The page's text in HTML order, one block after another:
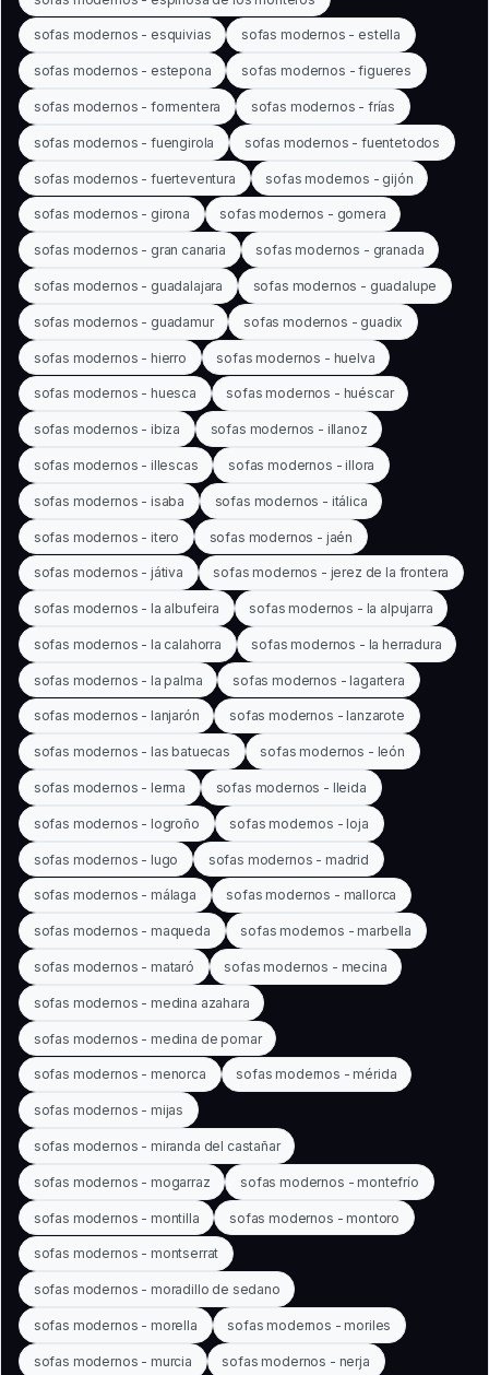
sofas modernos - esquivias sofas modernos - estella
sofas modernos - estepona sofas modernos - figueres
sofas modernos - formentera sofas modernos - frías
sofas modernos - fuengirola sofas modernos - fuentetodos
sofas modernos - fuerteventura sofas modernos - gijón
sofas modernos - girona sofas modernos - gomera
sofas modernos - gran canaria sofas modernos - granada
sofas modernos - guadalajara sofas modernos - guadalupe
sofas modernos - guadamur sofas modernos - guadix
sofas modernos - hierro sofas modernos - huelva
sofas modernos - huesca sofas modernos - huéscar
sofas modernos - ibiza sofas modernos - illanoz
sofas modernos - illescas sofas modernos - illora
sofas modernos - isaba sofas modernos - itálica
sofas modernos - itero sofas modernos - jaén
sofas modernos - játiva sofas modernos - jerez de la frontera
sofas modernos - la albufeira sofas modernos - la alpujarra
sofas modernos - la calahorra sofas modernos - la herradura
sofas modernos - la palma sofas modernos - lagartera
sofas modernos - lanjarón sofas modernos - lanzarote
sofas modernos - las batuecas sofas modernos - león
sofas modernos - lerma sofas modernos - lleida
sofas modernos - logroño sofas modernos - loja
sofas modernos - lugo sofas modernos - madrid
sofas modernos - málaga sofas modernos - mallorca
sofas modernos - maqueda sofas modernos - marbella
sofas modernos - mataró sofas modernos - mecina
sofas modernos - medina azahara
sofas modernos - medina de pomar
sofas modernos - menorca sofas modernos - mérida
sofas modernos - mijas
sofas modernos - miranda del castañar
sofas modernos - mogarraz sofas modernos - montefrío
sofas modernos - montilla sofas modernos - montoro
sofas modernos - montserrat
sofas modernos - moradillo de sedano
sofas modernos - morella sofas modernos - moriles
sofas modernos - murcia sofas modernos - nerja